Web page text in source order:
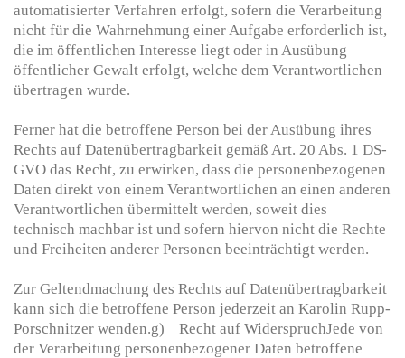
automatisierter Verfahren erfolgt, sofern die Verarbeitung
nicht für die Wahrnehmung einer Aufgabe erforderlich ist,
die im öffentlichen Interesse liegt oder in Ausübung
öffentlicher Gewalt erfolgt, welche dem Verantwortlichen
übertragen wurde.
Ferner hat die betroffene Person bei der Ausübung ihres
Rechts auf Datenübertragbarkeit gemäß Art. 20 Abs. 1 DS-
GVO das Recht, zu erwirken, dass die personenbezogenen
Daten direkt von einem Verantwortlichen an einen anderen
Verantwortlichen übermittelt werden, soweit dies
technisch machbar ist und sofern hiervon nicht die Rechte
und Freiheiten anderer Personen beeinträchtigt werden.
Zur Geltendmachung des Rechts auf Datenübertragbarkeit
kann sich die betroffene Person jederzeit an Karolin Rupp-
Porschnitzer wenden.g) Recht auf WiderspruchJede von
der Verarbeitung personenbezogener Daten betroffene